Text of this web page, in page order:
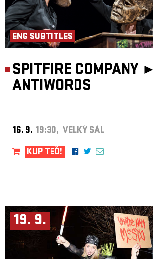
ENG SUBTITLES
SPITFIRE COMPANY ►
ANTIWORDS
16. 9. 19:30, VELKÝ SÁL
KUP TEĎ!
19. 9.